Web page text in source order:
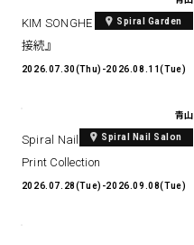
Spiral Garden
KIM SONGHE EXHIBITION 『愛と
接続』
2026.07.30(Thu)-2026.08.11(Tue)
青山
Spiral Nail Salon
Spiral Nail Salon Art #14 Spiral
Print Collection
2026.07.28(Tue)-2026.09.08(Tue)